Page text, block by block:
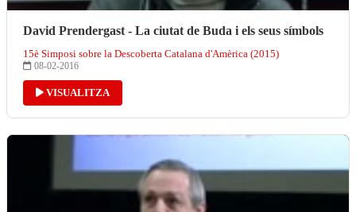
David Prendergast - La ciutat de Buda i els seus símbols
15è Simposi sobre la Descoberta Catalana d'Amèrica (2015)
08-02-2016
VISUALITZA